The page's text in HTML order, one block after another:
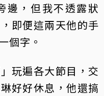
邊，但我不透露狀
即便這兩天他的手
個字。
玩遍各大節目，交
好好休息，他還搞